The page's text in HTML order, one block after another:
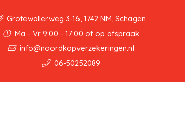
Grotewallerweg 3-16, 1742 NM, Schagen
Ma - Vr 9:00 - 17:00 of op afspraak
info@noordkopverzekeringen.nl
06-50252089